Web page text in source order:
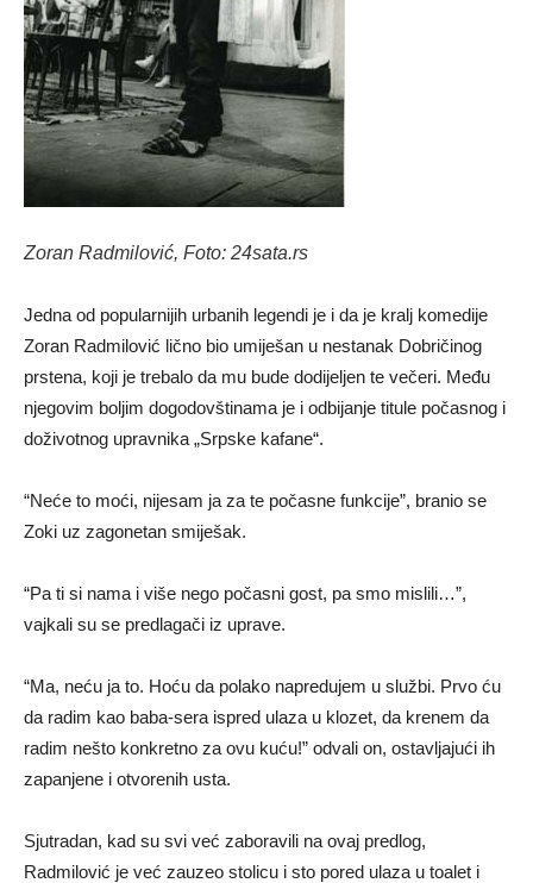
Zoran Radmilović, Foto: 24sata.rs
Jedna od popularnijih urbanih legendi je i da je kralj komedije
Zoran Radmilović lično bio umiješan u nestanak Dobričinog
prstena, koji je trebalo da mu bude dodijeljen te večeri. Među
njegovim boljim dogodovštinama je i odbijanje titule počasnog i
doživotnog upravnika „Srpske kafane“.
“Neće to moći, nijesam ja za te počasne funkcije”, branio se
Zoki uz zagonetan smiješak.
“Pa ti si nama i više nego počasni gost, pa smo mislili…”,
vajkali su se predlagači iz uprave.
“Ma, neću ja to. Hoću da polako napredujem u službi. Prvo ću
da radim kao baba-sera ispred ulaza u klozet, da krenem da
radim nešto konkretno za ovu kuću!” odvali on, ostavljajući ih
zapanjene i otvorenih usta.
Sjutradan, kad su svi već zaboravili na ovaj predlog,
Radmilović je već zauzeo stolicu i sto pored ulaza u toalet i